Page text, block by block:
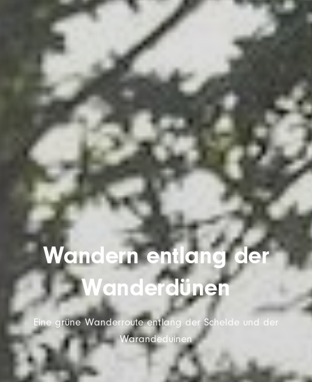
Wandern entlang der
Wanderdünen
Eine grüne Wanderroute entlang der Schelde und der
Warandeduinen